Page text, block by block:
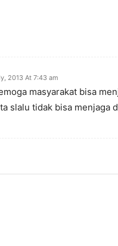
2013 At 7:43 am
masyarakat bisa
slalu tidak bisa menjaga